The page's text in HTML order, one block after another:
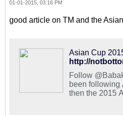
01-01-2015, 03:16 PM
good article on TM and the
Follow
been following
then the 2015